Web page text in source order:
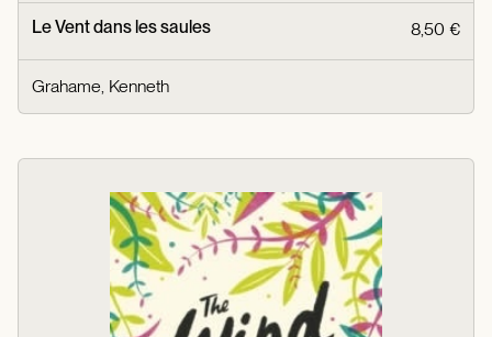
Le Vent dans les saules 8,50 €
Grahame, Kenneth